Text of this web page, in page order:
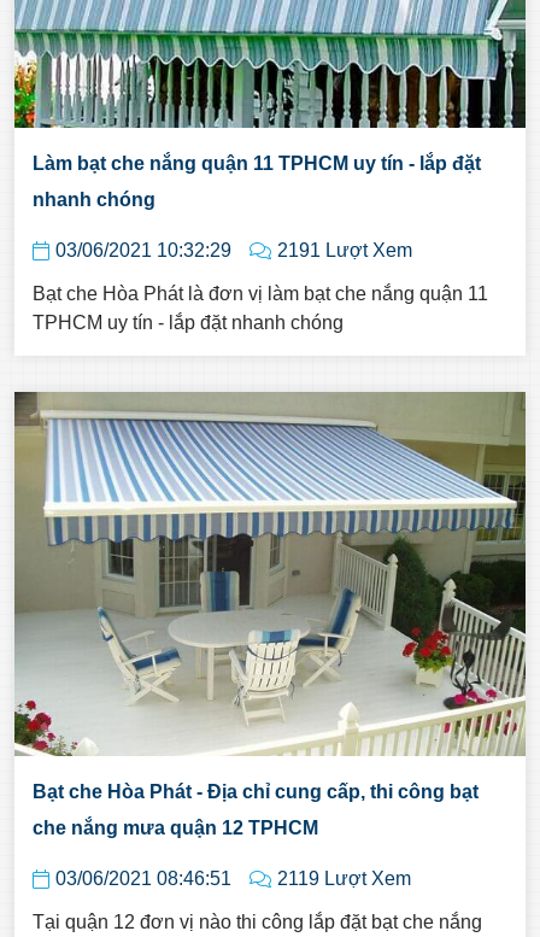
Làm bạt che nắng quận 11 TPHCM uy tín - lắp đặt
nhanh chóng
03/06/2021 10:32:29 2191 Lượt Xem
Bạt che Hòa Phát là đơn vị làm bạt che nắng quận 11
TPHCM uy tín - lắp đặt nhanh chóng
Bạt che Hòa Phát - Địa chỉ cung cấp, thi công bạt
che nắng mưa quận 12 TPHCM
03/06/2021 08:46:51 2119 Lượt Xem
Tại quận 12 đơn vị nào thi công lắp đặt bạt che nắng